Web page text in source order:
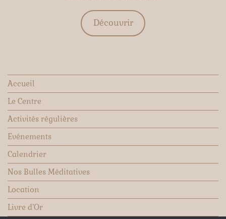
Découvrir
Accueil
Le Centre
Activités régulières
Evénements
Calendrier
Nos Bulles Méditatives
Location
Livre d’Or